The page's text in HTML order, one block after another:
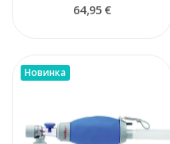
64,95 €
Новинка